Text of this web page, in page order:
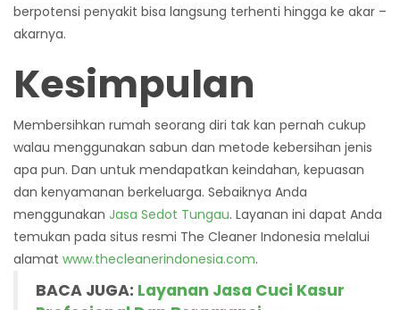
berpotensi penyakit bisa langsung terhenti hingga ke akar –
akarnya.
Kesimpulan
Membersihkan rumah seorang diri tak kan pernah cukup
walau menggunakan sabun dan metode kebersihan jenis
apa pun. Dan untuk mendapatkan keindahan, kepuasan
dan kenyamanan berkeluarga. Sebaiknya Anda
menggunakan Jasa Sedot Tungau. Layanan ini dapat Anda
temukan pada situs resmi The Cleaner Indonesia melalui
alamat www.thecleanerindonesia.com.
BACA JUGA: Layanan Jasa Cuci Kasur